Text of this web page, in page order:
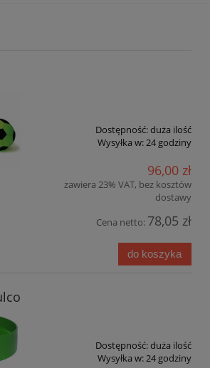
Dostępność:duża ilość
Wysyłka w: 24 godziny
96,00 zł
zawiera 23% VAT, bez kosztów
dostawy
Cena netto: 78,05 zł
do koszyka
Dostępność:duża ilość
Wysyłka w:24 godziny